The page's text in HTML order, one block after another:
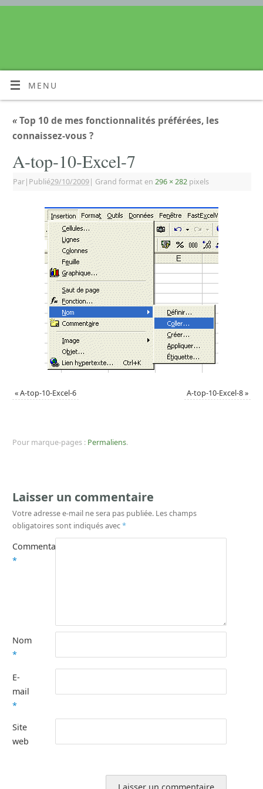
MENU
«Top 10 de mes fonctionnalités préférées, les
connaissez-vous ?
A-top-10-Excel-7
Par| Publié29/10/2009| Grand format en 296 × 282 pixels
«A-top-10-Excel-6 A-top-10-Excel-8»
Pour marque-pages : Permaliens.
Laisser un commentaire
Votre adresse e-mail ne sera pas publiée. Les champs
obligatoires sont indiqués avec*
Commentaire
*
Nom
*
E-
mail
*
Site
web